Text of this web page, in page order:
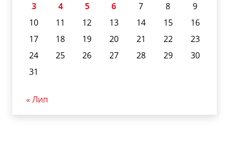
3
4 5 6 7 8
9
10
11 12 13 14 15
16
17
18 19 20 21 22
23
24
25 26 27 28 29
30
31
« Лип